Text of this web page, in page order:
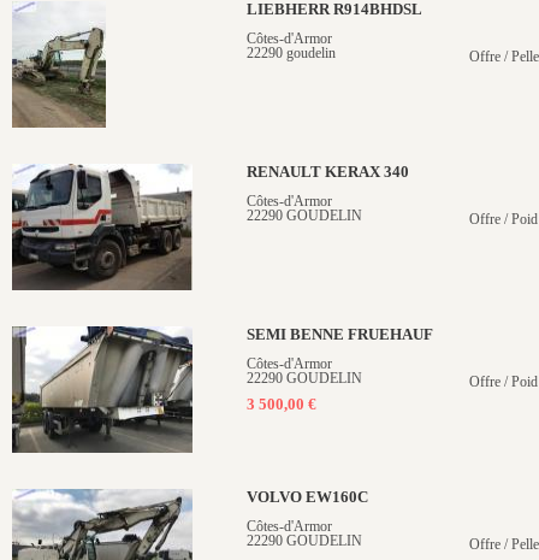
LIEBHERR R914BHDSL
Côtes-d'Armor
22290 goudelin
Offre /
RENAULT KERAX 340
Côtes-d'Armor
22290 GOUDELIN
Offre /
SEMI BENNE FRUEHAUF
Côtes-d'Armor
22290 GOUDELIN
3 500,00 €
Offre /
VOLVO EW160C
Côtes-d'Armor
22290 GOUDELIN
Offre /